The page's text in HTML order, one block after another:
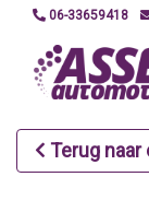
06-33659418
Terug